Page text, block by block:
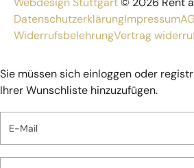
DatenschutzerklärungImpressum
WiderrufsbelehrungVertrag
Sie müssen sich einloggen oder
Ihrer Wunschliste hinzuzufügen.
E-Mail
Passwort